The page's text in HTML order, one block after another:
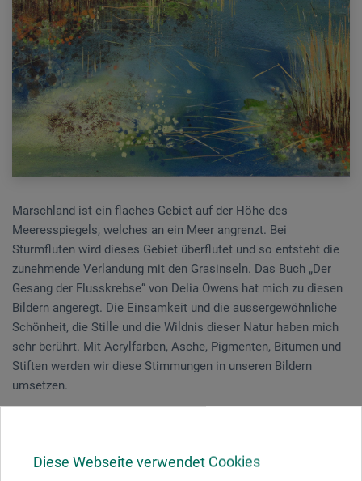
Diese Webseite verwendet Cookies
Marschland ist ein flaches Gebiet auf der Höhe des
Meeresspiegels, welches an ein Meer angrenzt. Bei
Sturmfluten wird dieses Gebiet überflutet und so entsteht die
zunehmende Verlandung mit den Grasinseln. Das Buch „Der
Gesang der Flusskrebse“ von Delia Owens hat mich zu diesen
Bildern angeregt. Die Einsamkeit und die aussergewöhnliche
Schönheit, die Stille und die Wildnis dieser Natur haben mich
sehr berührt. Mit Acrylfarben, Asche, Pigmenten, Bitumen und
Stiften werden wir diese Stimmungen in unseren Bildern
umsetzen.